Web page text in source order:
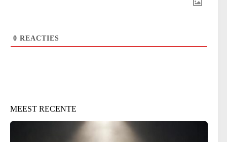
0 REACTIES
MEEST RECENTE